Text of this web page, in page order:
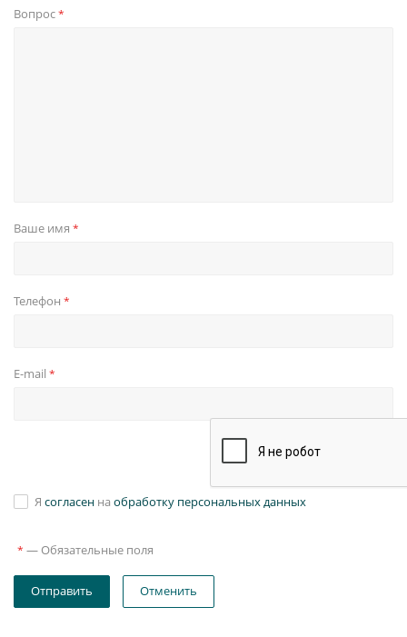
Вопрос*
Ваше имя *
Телефон *
E-mail *
Я согласен на обработку персональных данных
* — Обязательные поля
Отправить Отменить